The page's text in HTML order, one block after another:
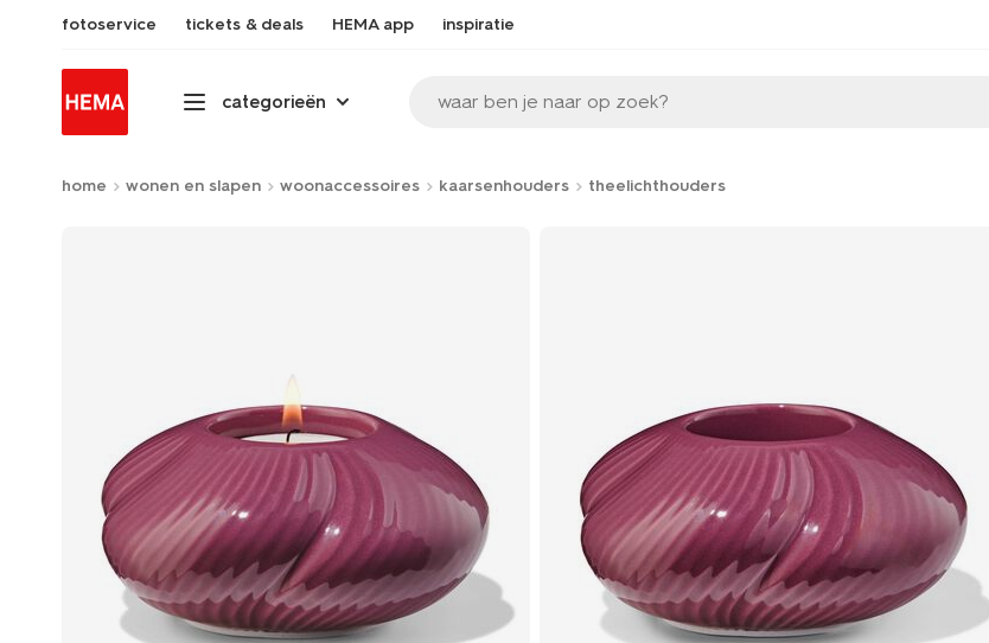
fotoservice tickets & deals HEMA app inspiratie
categorieën waar ben je naar op zoek?
home wonen en slapen woonaccessoires kaarsenhouders theelichthouders